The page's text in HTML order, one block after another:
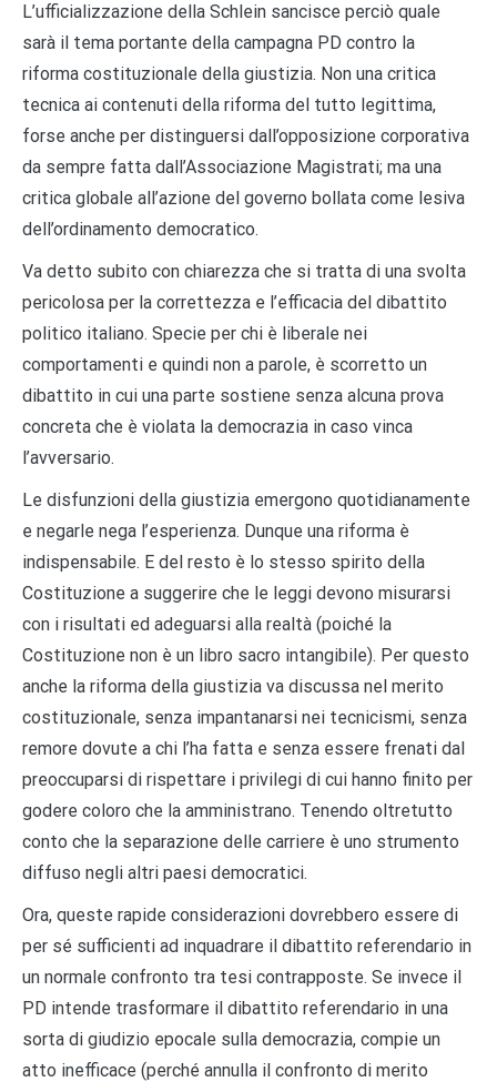
L’ufficializzazione della Schlein sancisce perciò quale
sarà il tema portante della campagna PD contro la
riforma costituzionale della giustizia. Non una critica
tecnica ai contenuti della riforma del tutto legittima,
forse anche per distinguersi dall’opposizione corporativa
da sempre fatta dall’Associazione Magistrati; ma una
critica globale all’azione del governo bollata come lesiva
dell’ordinamento democratico.
Va detto subito con chiarezza che si tratta di una svolta
pericolosa per la correttezza e l’efficacia del dibattito
politico italiano. Specie per chi è liberale nei
comportamenti e quindi non a parole, è scorretto un
dibattito in cui una parte sostiene senza alcuna prova
concreta che è violata la democrazia in caso vinca
l’avversario.
Le disfunzioni della giustizia emergono quotidianamente
e negarle nega l’esperienza. Dunque una riforma è
indispensabile. E del resto è lo stesso spirito della
Costituzione a suggerire che le leggi devono misurarsi
con i risultati ed adeguarsi alla realtà (poiché la
Costituzione non è un libro sacro intangibile). Per questo
anche la riforma della giustizia va discussa nel merito
costituzionale, senza impantanarsi nei tecnicismi, senza
remore dovute a chi l’ha fatta e senza essere frenati dal
preoccuparsi di rispettare i privilegi di cui hanno finito per
godere coloro che la amministrano. Tenendo oltretutto
conto che la separazione delle carriere è uno strumento
diffuso negli altri paesi democratici.
Ora, queste rapide considerazioni dovrebbero essere di
per sé sufficienti ad inquadrare il dibattito referendario in
un normale confronto tra tesi contrapposte. Se invece il
PD intende trasformare il dibattito referendario in una
sorta di giudizio epocale sulla democrazia, compie un
atto inefficace (perché annulla il confronto di merito